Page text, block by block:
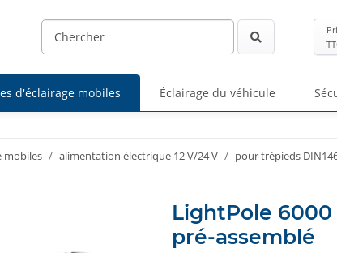
d'éclairage mobiles Éclairage du véhicule
mobiles alimentation électrique 12 V/24 V pour trépieds
LightPole
pré-assemblé